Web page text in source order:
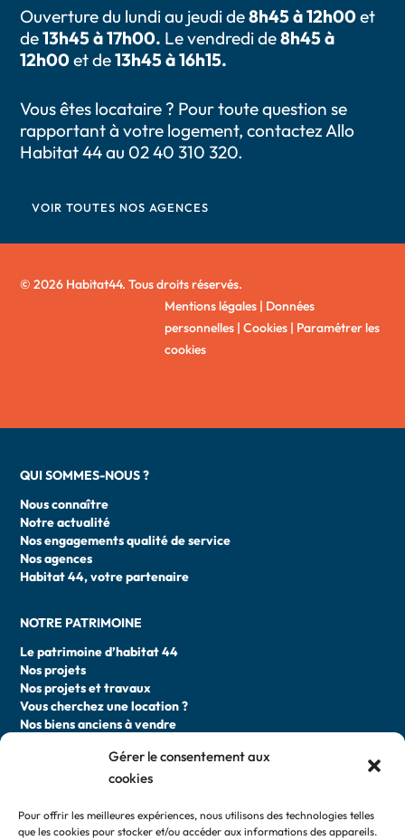
Gérer le consentement aux
cookies
Pour offrir les meilleures expériences, nous utilisons des technologies telles
que les cookies pour stocker et/ou accéder aux informations des appareils.
Ouverture du lundi au jeudi de8h45 à 12h00et
de13h45 à 17h00. Le vendredi de8h45 à
12h00et de13h45 à 16h15.
Vous êtes locataire ? Pour toute question se
rapportant à votre logement, contactez Allo
Habitat 44 au 02 40 310 320.
VOIR TOUTES NOS AGENCES
© 2026 Habitat44. Tous droits réservés.
Mentions légales | Données
personnelles |Cookies | Paramétrer les
cookies
QUI SOMMES-NOUS ?
Nous connaître
Notre actualité
Nos engagements qualité de service
Nos agences
Habitat 44, votre partenaire
NOTRE PATRIMOINE
Le patrimoine d’habitat 44
Nos projets
Nos projets et travaux
Vous cherchez une location ?
Nos biens anciens à vendre
DEVENIR LOCATAIRE
Les attributions de logement
Vous cherchez une location ?